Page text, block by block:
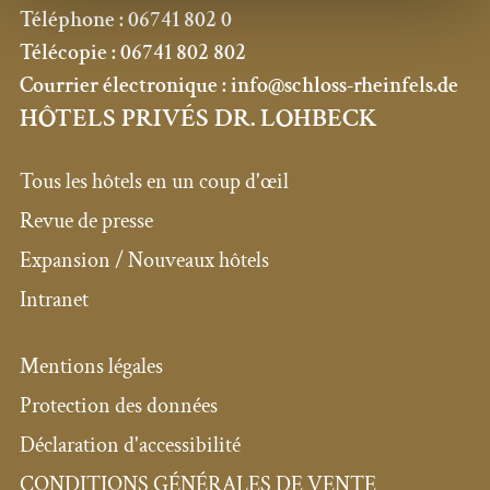
Téléphone :06741 802 0
Télécopie :06741 802 802
Courrier électronique :info@schloss-rheinfels.de
HÔTELS PRIVÉS DR. LOHBECK
Tous les hôtels en un coup d'œil
Revue de presse
Expansion / Nouveaux hôtels
Intranet
Mentions légales
Protection des données
Déclaration d'accessibilité